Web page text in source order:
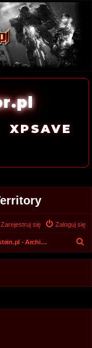
XPSAVE
Zaloguj się
Zarejestruj się
Wolfenstein.pl - Archiwum